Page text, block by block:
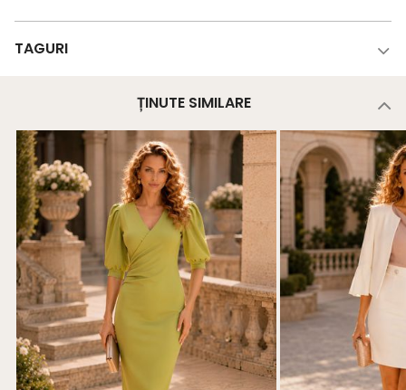
TAGURI
ȚINUTE SIMILARE